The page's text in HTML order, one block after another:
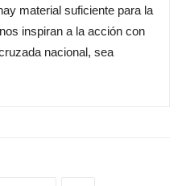
material suficiente para la
inspiran a la acción con
nacional, sea